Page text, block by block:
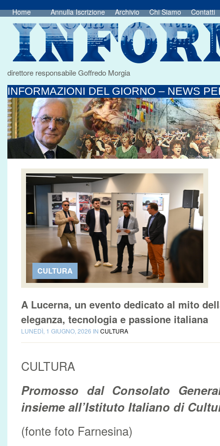
Home Annulla Iscrizione Archivio Chi Siamo Contatti
direttore responsabile Goffredo Morgia
INFORMAZIONI DEL GIORNO – NEWS
CULTURA
A Lucerna, un evento dedicato al mito
eleganza, tecnologia e passione italiana
LUNEDÌ, 1 GIUGNO, 2026 IN CULTURA
CULTURA
Promosso dal Consolato
insieme all’Istituto Italiano di
(fonte foto Farnesina)